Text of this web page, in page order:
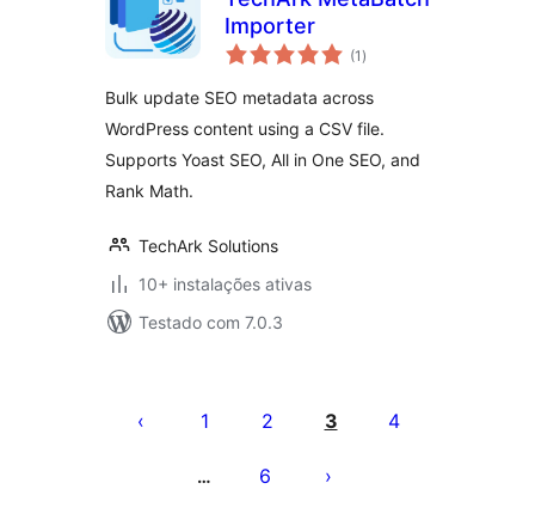
Importer
(1 avaliações
totais
)
Bulk update SEO metadata across
WordPress content using a CSV file.
Supports Yoast SEO, All in One SEO, and
Rank Math.
TechArk Solutions
10+ instalações ativas
Testado com 7.0.3
pagination
1 2 3 4
… 6